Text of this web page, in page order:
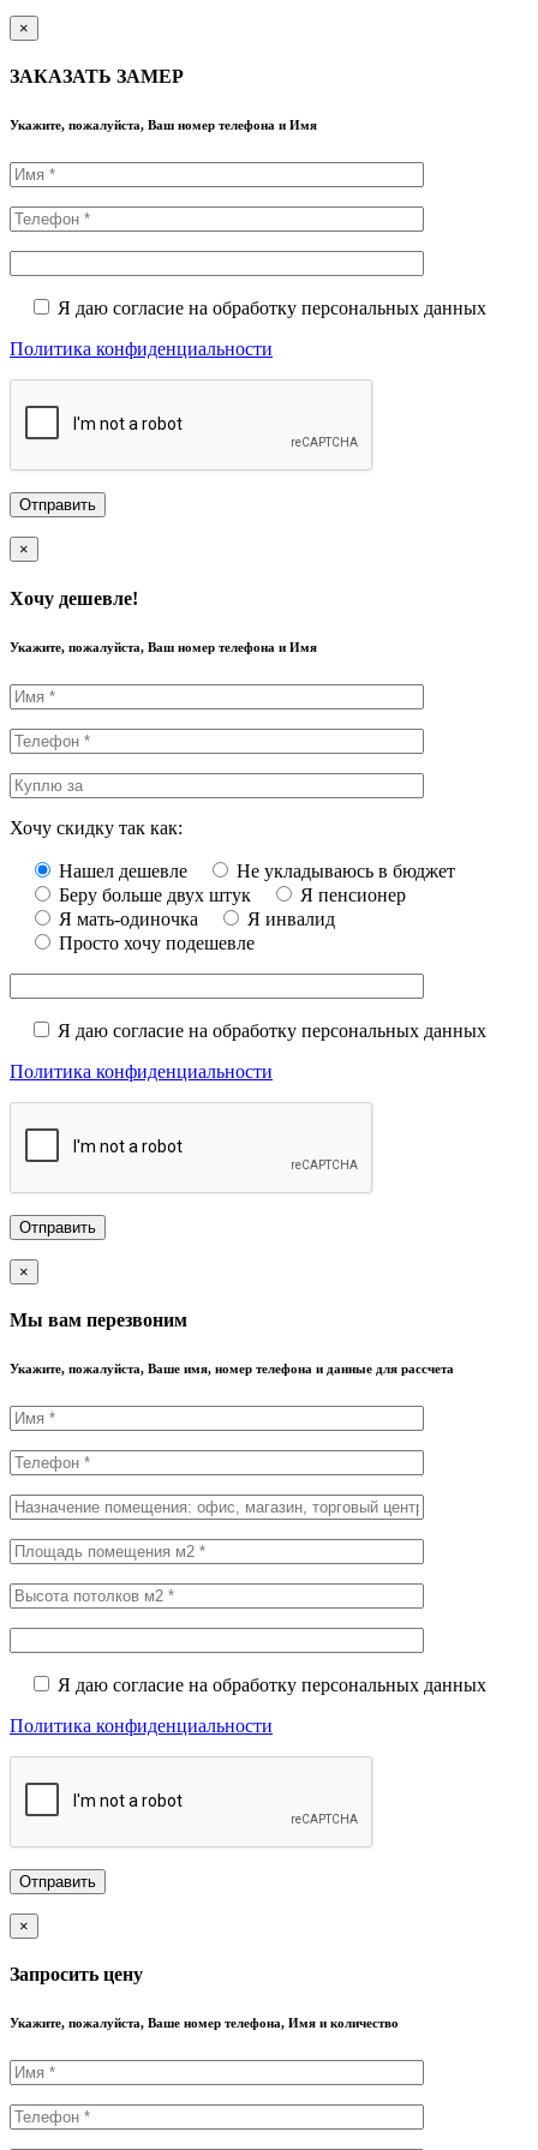
×
ЗАКАЗАТЬ ЗАМЕР
Укажите, пожалуйста, Ваш номер телефона и Имя
Я даю согласие на обработку персональных данных
Политика конфиденциальности
×
Хочу дешевле!
Укажите, пожалуйста, Ваш номер телефона и Имя
Хочу скидку так как:
Нашел дешевле
Не укладываюсь в бюджет
Беру больше двух штук
Я пенсионер
Я мать-одиночка
Я инвалид
Просто хочу подешевле
Я даю согласие на обработку персональных данных
Политика конфиденциальности
×
Мы вам перезвоним
Укажите, пожалуйста, Ваше имя, номер телефона и данные для рассчета
Я даю согласие на обработку персональных данных
Политика конфиденциальности
×
Запросить цену
Укажите, пожалуйста, Ваше номер телефона, Имя и количество